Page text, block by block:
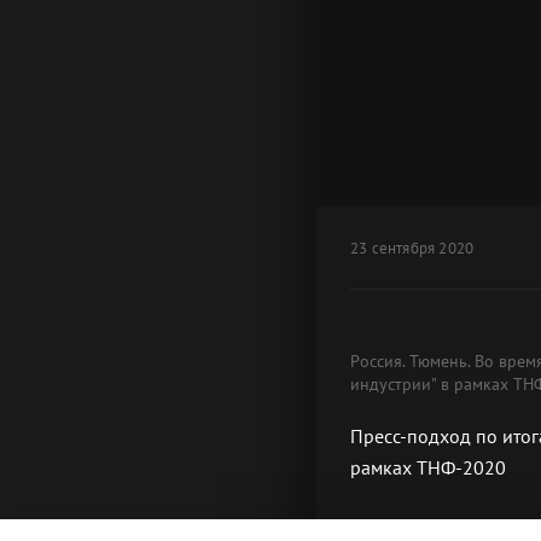
23 сентября 2020
Россия. Тюмень. Во
индустрии" в рамках
Пресс-подход по
рамках ТНФ-2020